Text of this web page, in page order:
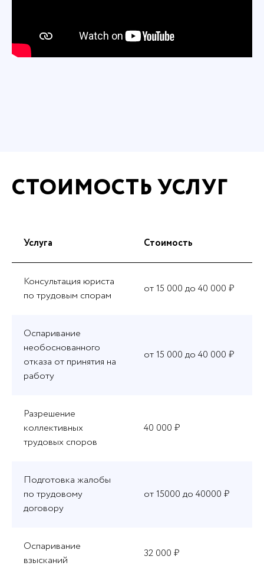
СТОИМОСТЬ УСЛУГ
Услуга Стоимость
Консультация юриста
по трудовым спорам
от 15 000 до 40 000 ₽
Оспаривание
необоснованного
отказа от принятия на
работу
от 15 000 до 40 000 ₽
Разрешение
коллективных
трудовых споров
40 000 ₽
Подготовка жалобы
по трудовому
договору
от 15000 до 40000 ₽
Оспаривание
взысканий
32 000 ₽